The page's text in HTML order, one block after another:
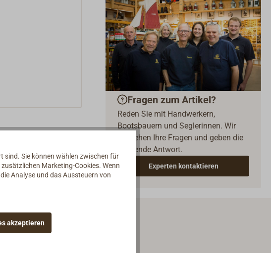
Fragen zum Artikel?
Reden Sie mit Handwerkern,
Bootsbauern und Seglerinnen. Wir
verstehen Ihre Fragen und geben die
passende Antwort.
Experten kontaktieren
sind. Sie können wählen zwischen für
Marketing-Cookies. Wenn
Analyse und das Aussteuern von
akzeptieren